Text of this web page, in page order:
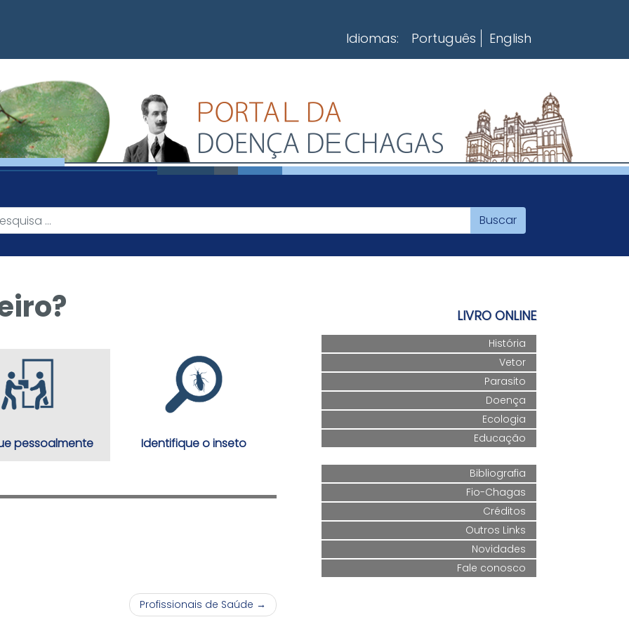
Idiomas: Português English
pessoalmente Identifique o inseto
Profissionais de Saúde
LIVRO ONLINE
História
Vetor
Parasito
Doença
Ecologia
Educação
Bibliografia
Fio-Chagas
Créditos
Outros Links
Novidades
Fale conosco